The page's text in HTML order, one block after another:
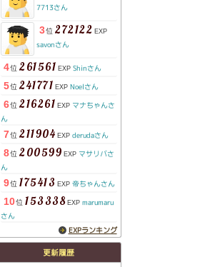
7713さん
3位 272122 EXP
savonさん
4位 261561 EXP Shinさん
5位 241771 EXP Noelさん
6位 216261 EXP マナちゃんさ
ん
7位 211904 EXP derudaさん
8位 200599 EXP マサリバさ
ん
9位 175413 EXP 帝ちゃんさん
10位 153338 EXP marumaru
さん
EXPランキング
更新履歴